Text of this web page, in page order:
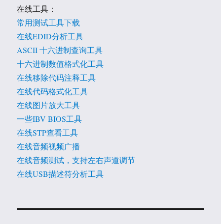
在线工具：
常用测试工具下载
在线EDID分析工具
ASCII 十六进制查询工具
十六进制数值格式化工具
在线移除代码注释工具
在线代码格式化工具
在线图片放大工具
一些IBV BIOS工具
在线STP查看工具
在线音频视频广播
在线音频测试，支持左右声道调节
在线USB描述符分析工具